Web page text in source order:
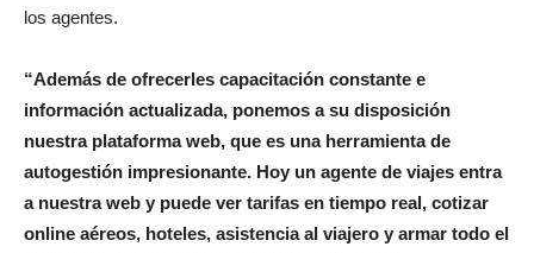
los agentes.
“Además de ofrecerles capacitación constante e
información actualizada, ponemos a su disposición
nuestra plataforma web, que es una herramienta de
autogestión impresionante. Hoy un agente de viajes entra
a nuestra web y puede ver tarifas en tiempo real, cotizar
online aéreos, hoteles, asistencia al viajero y armar todo el